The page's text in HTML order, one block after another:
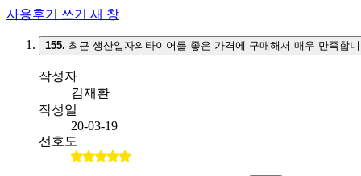
사용후기 쓰기 새 창
155. 최근 생산일자의타이어를 좋은 가격에 구매해서 매우 만족합
작성자
김재환
작성일
20-03-19
선호도